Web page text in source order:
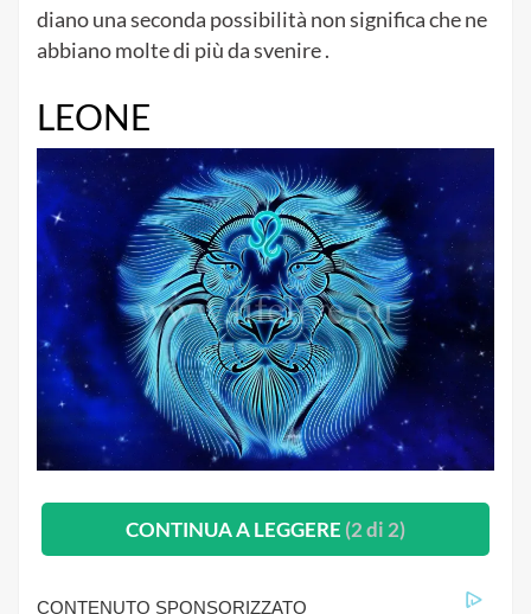
diano una seconda possibilità non significa che ne
abbiano molte di più da svenire .
LEONE
CONTINUA A LEGGERE (2 di 2)